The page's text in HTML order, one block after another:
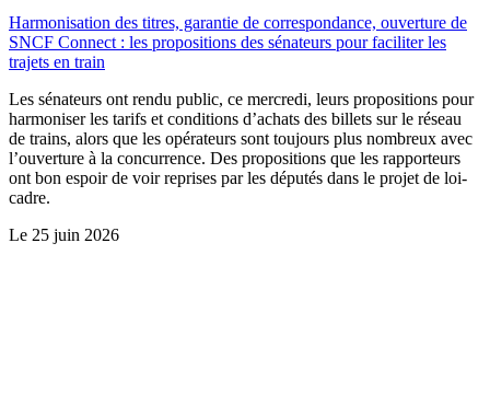
Harmonisation des titres, garantie de correspondance, ouverture de
SNCF Connect : les propositions des sénateurs pour faciliter les
trajets en train
Les sénateurs ont rendu public, ce mercredi, leurs propositions pour
harmoniser les tarifs et conditions d’achats des billets sur le réseau
de trains, alors que les opérateurs sont toujours plus nombreux avec
l’ouverture à la concurrence. Des propositions que les rapporteurs
ont bon espoir de voir reprises par les députés dans le projet de loi-
cadre.
Le 25 juin 2026